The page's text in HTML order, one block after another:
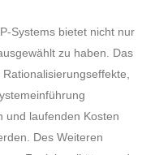
Systems bietet nicht nur
zu haben. Das
und laufenden Kosten
Des Weiteren